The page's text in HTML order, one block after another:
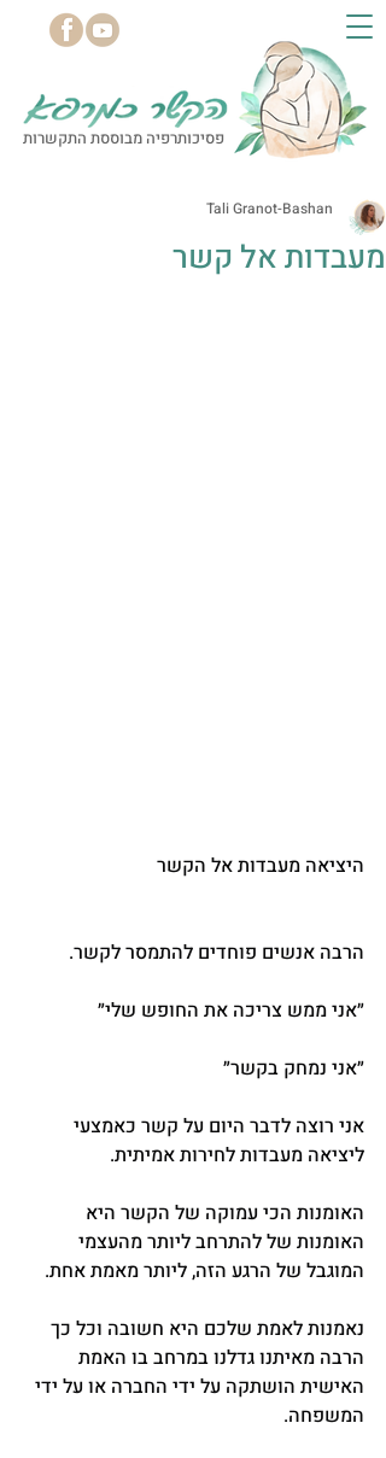
פסיכותרפיה מבוססת התקשרות
מעבדות אל קשר
Tali Granot-Bashan
היציאה מעבדות אל הקשר
הרבה אנשים פוחדים להתמסר לקשר.
״אני ממש צריכה את החופש שלי״
״אני נמחק בקשר״
אני רוצה לדבר היום על קשר כאמצעי
ליציאה מעבדות לחירות אמיתית.
האומנות הכי עמוקה של הקשר היא
האומנות של להתרחב ליותר מהעצמי
המוגבל של הרגע הזה, ליותר מאמת אחת.
נאמנות לאמת שלכם היא חשובה וכל כך
הרבה מאיתנו גדלנו במרחב בו האמת
האישית הושתקה על ידי החברה או על ידי
המשפחה.